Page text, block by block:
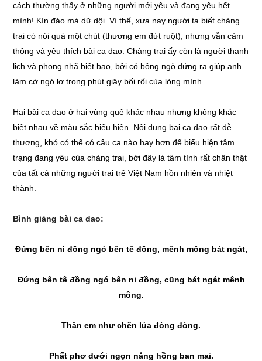
cách thường thấy ở những người mới yêu và đang yêu hết
mình! Kín đáo mà dữ dội. Vì thế, xưa nay người ta biết chàng
trai có nói quá một chút (thương em đứt ruột), nhưng vẫn cảm
thông và yêu thích bài ca dao. Chàng trai ấy còn là người thanh
lịch và phong nhã biết bao, bởi có bông ngò đứng ra giúp anh
làm cớ ngó lơ trong phút giây bối rối của lòng mình.
Hai bài ca dao ở hai vùng quê khác nhau nhưng không khác
biệt nhau về màu sắc biểu hiện. Nội dung bai ca dao rất dễ
thương, khó có thể có câu ca nào hay hơn để biểu hiện tâm
trạng đang yêu của chàng trai, bởi đây là tâm tình rất chân thật
của tất cả những người trai trẻ Việt Nam hồn nhiên và nhiệt
thành.
Bình giảng bài ca dao:
Đứng bên ni đồng ngó bên tê đồng, mênh mông bát ngát,
Đứng bên tê đồng ngó bên ni đồng, cũng bát ngát mênh
mông.
Thân em như chẽn lúa đòng đòng.
Phất phơ dưới ngọn nắng hồng ban mai.